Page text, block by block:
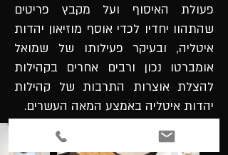
פעולת האיסוף ועל מקבץ פריטים
שהתהוו יחדיו לכדי אוסף מוזיאון יהדות
איטליה, ובעיקר פעילותו של שמואל
אומברטו נכון ורבים אחרים בקהילות
להצלת אוצרות התרבות של קהילות
יהדות איטליה באמצע המאה העשרים.